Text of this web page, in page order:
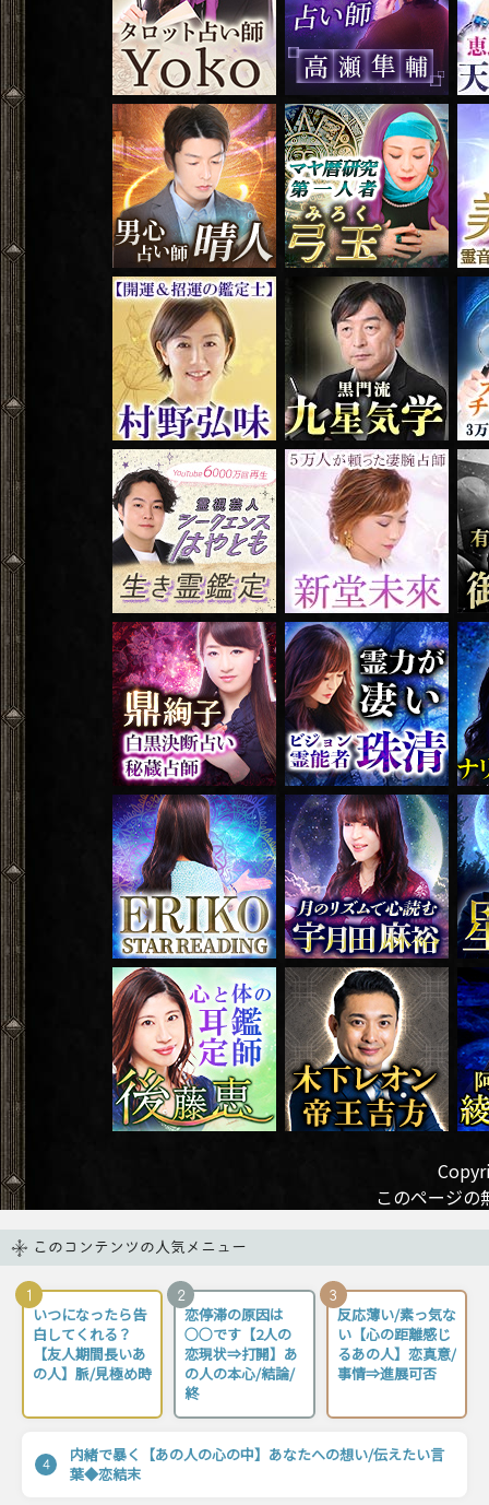
このページの
このコンテンツの人気メニュー
1
いつになったら告
白してくれる？
【友人期間長いあ
の人】脈/見極め時
2
恋停滞の原因は
○○です【2人の
恋現状⇒打開】あ
の人の本心/結論/
終
3
反応薄い/素っ気な
い【心の距離感じ
るあの人】恋真意/
事情⇒進展可否
4
内緒で暴く【あの人の心の中】あなたへの想い/伝えたい言
葉◆恋結末